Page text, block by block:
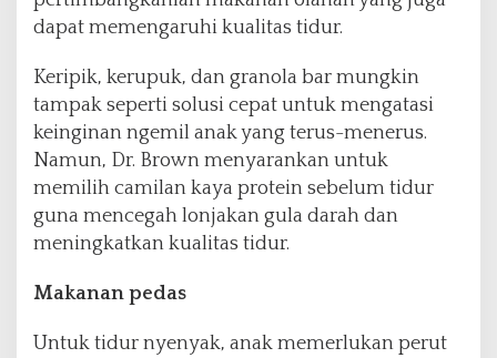
dapat memengaruhi kualitas tidur.
Keripik, kerupuk, dan granola bar mungkin
tampak seperti solusi cepat untuk mengatasi
keinginan ngemil anak yang terus-menerus.
Namun, Dr. Brown menyarankan untuk
memilih camilan kaya protein sebelum tidur
guna mencegah lonjakan gula darah dan
meningkatkan kualitas tidur.
Makanan pedas
Untuk tidur nyenyak, anak memerlukan perut